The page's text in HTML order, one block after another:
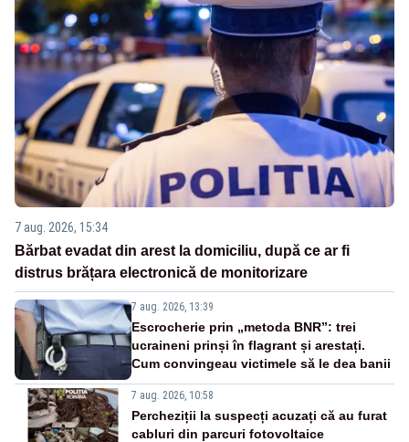
7 aug. 2026, 15:34
Bărbat evadat din arest la domiciliu, după ce ar fi
distrus brățara electronică de monitorizare
7 aug. 2026, 13:39
Escrocherie prin „metoda BNR”: trei
ucraineni prinși în flagrant și arestați.
Cum convingeau victimele să le dea banii
7 aug. 2026, 10:58
Percheziții la suspecți acuzați că au furat
cabluri din parcuri fotovoltaice